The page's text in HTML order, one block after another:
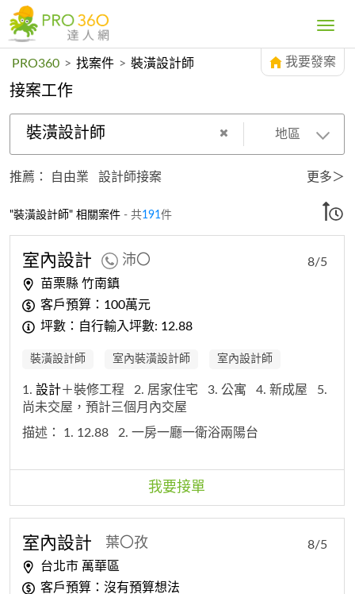
Toggle
PRO360 > 找案件 > 裝潢設計師 我要發案
接案工作
裝潢設計師 地區
推薦： 自由業 設計師接案 更多＞
"裝潢設計師" 相關案件 - 共191件
室內設計 沛〇
苗栗縣 竹南鎮
客戶預算：100萬元
坪數：自行輸入坪數: 12.88
8/5
裝潢設計師 室內裝潢設計師 室內設計師
1.設計＋裝修工程 2. 居家住宅 3. 公寓 4. 新成屋
5.
尚未交屋，預計三個月內交屋
描述： 1. 12.88 2. 一房一廳一衛浴兩陽台
我要接單
室內設計 葉〇孜
台北市 萬華區
客戶預算：沒有預算想法
8/5